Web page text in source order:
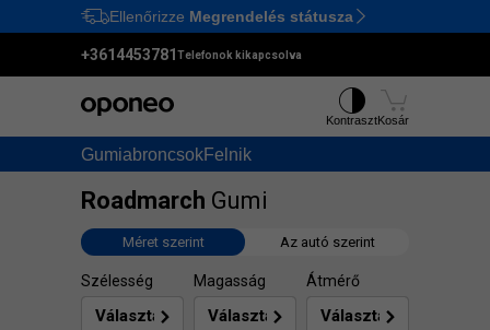
Ctrl M
Ellenőrizze Megrendelés státusza
+3614453781Telefonok kikapcsolva
GumiabroncsokFelnik
KontrasztKosár
Roadmarch Gumi
Méret szerint Az autó szerint
Szélesség Magasság Átmérő